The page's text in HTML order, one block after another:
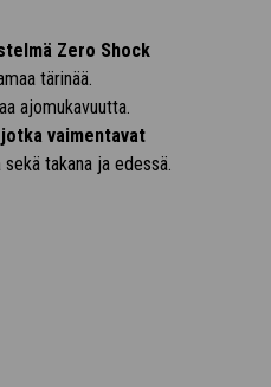
Zero Shock
tärinää.
ajomukavuutta.
vaimentavat
takana ja edessä.